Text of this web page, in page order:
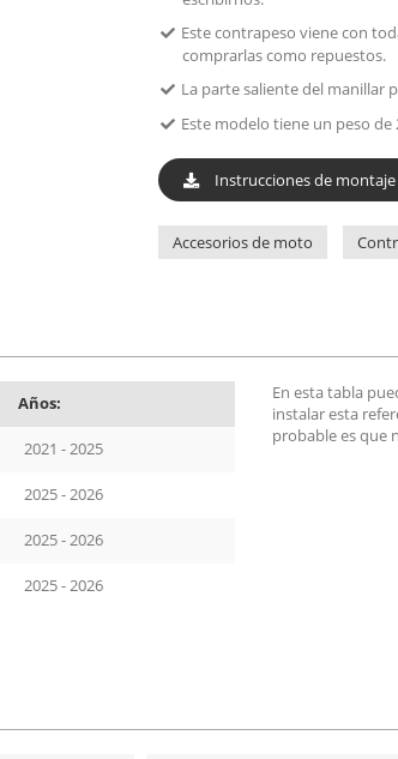
Este contrapeso viene con
comprarlas como repuestos.
La parte saliente del manillar
Este modelo tiene un peso de
Instrucciones de montaje
Accesorios de moto
Años:
2021 - 2025
2025 - 2026
2025 - 2026
2025 - 2026
En esta tabla
instalar esta
probable es que